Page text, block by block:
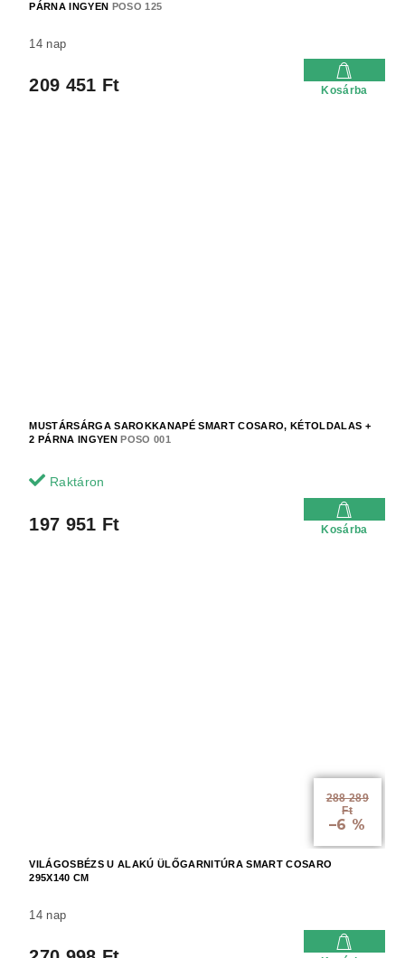
PÁRNA INGYEN
POSO 125
14 nap
209 451 Ft Kosárba
MUSTÁRSÁRGA SAROKKANAPÉ SMART COSARO, KÉTOLDALAS +
2 PÁRNA INGYENPOSO 001
Raktáron
197 951 Ft Kosárba
288 289
Ft
–6 %
VILÁGOSBÉZS U ALAKÚ ÜLŐGARNITÚRA SMART COSARO
295X140 CM
14 nap